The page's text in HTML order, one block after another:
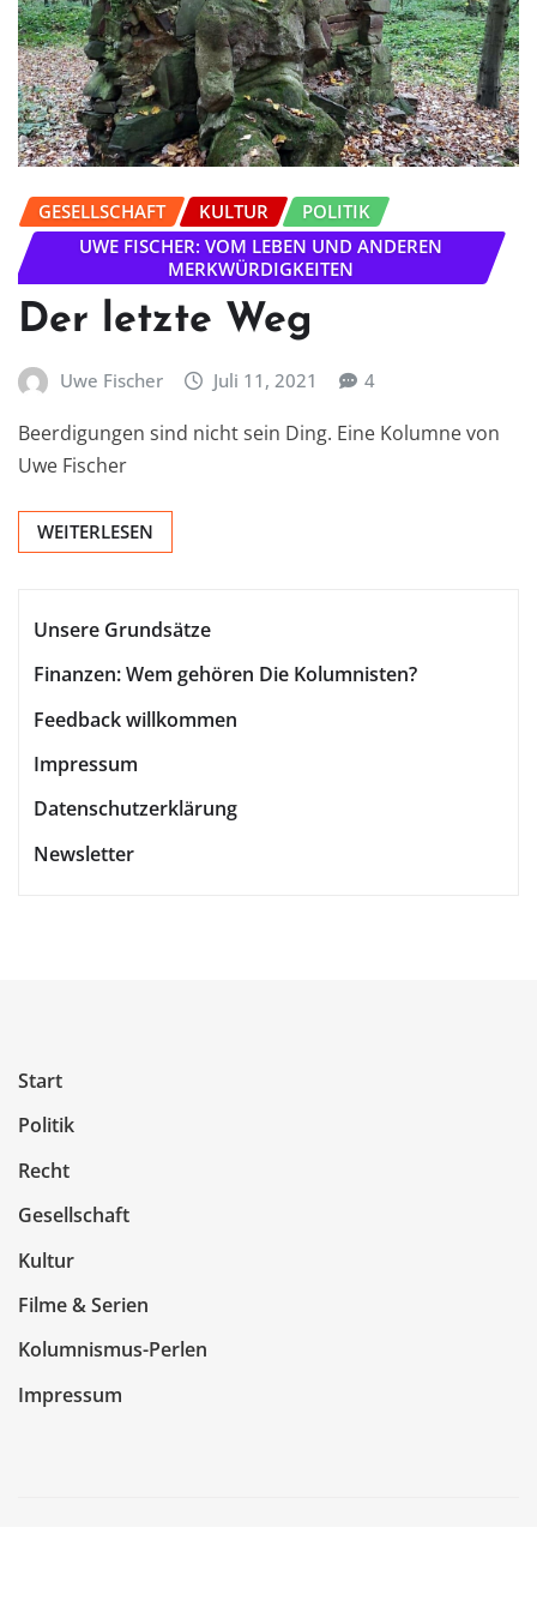
GESELLSCHAFT KULTUR
POLITIK
UWE FISCHER: VOM LEBEN UND ANDEREN
MERKWÜRDIGKEITEN
Der letzte Weg
Uwe Fischer Juli 11, 2021 4
Beerdigungen sind nicht sein Ding. Eine Kolumne von
Uwe Fischer
WEITERLESEN
Unsere Grundsätze
Finanzen: Wem gehören Die Kolumnisten?
Feedback willkommen
Impressum
Datenschutzerklärung
Newsletter
Start
Politik
Recht
Gesellschaft
Kultur
Filme & Serien
Kolumnismus-Perlen
Impressum